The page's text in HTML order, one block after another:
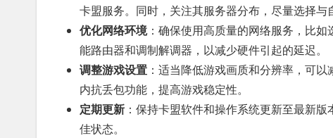
卡盟服务。同时，关注其服务器分布，尽量选择与
优化网络环境：确保使用高质量的网络服务，比
能路由器和调制解调器，以减少硬件引起的延迟。
调整游戏设置 ：适当降低游戏画质和分辨率，可
内抗丢包功能，提高游戏稳定性。
定期更新 ：保持卡盟软件和操作系统更新至最新
佳状态。